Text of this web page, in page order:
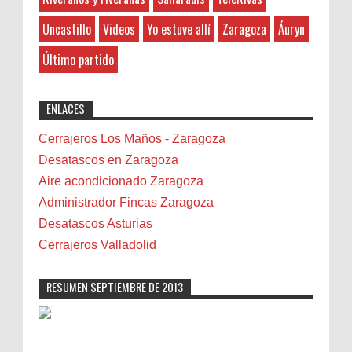
Photo Retouching LTD:
8-27-2025
"Great post! Resources like this are
professional solutions. Highly recommended!"
Banda de Rivas
Barcelona
Belenes
Benalmádena
Bicicletas
Bilbao
Biota
Camareta
Cáncer
Carmela Sauras
Carnavales
Castellón
Cerrajeros
Uncastillo
Videos Yo estuve allí Zaragoza
Áuryn
Último partido
ENLACES
Cerrajeros Los Maños - Zaragoza
Desatascos en Zaragoza
Aire acondicionado Zaragoza
Administrador Fincas Zaragoza
Desatascos Asturias
Cerrajeros Valladolid
RESUMEN SEPTIEMBRE DE 2013